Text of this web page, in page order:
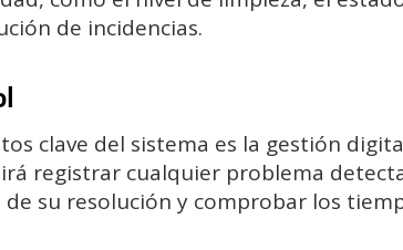
de incidencias.
clave del sistema es la gestión
registrar cualquier problema
su resolución y comprobar los